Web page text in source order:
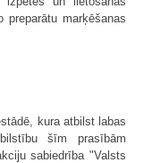
marķēšanas
kura atbilst labas
šīm prasībām
sabiedrība "Valsts